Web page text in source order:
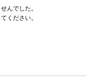
んでした。
ください。